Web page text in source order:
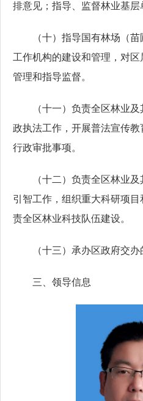
排意见；指导、监督林业基层
（十）指导国有林场（
工作机构的建设和管理，对
管理和指导监督。
（十一）负责全区林业
政执法工作，开展普法宣传
行政审批事项。
（十二）负责全区林业
引智工作，组织重大科研项
责全区林业科技队伍建设。
（十三）承办区政府交办
三、领导信息